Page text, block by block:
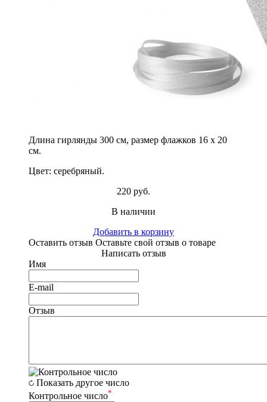
Длина гирлянды 300 см, размер флажков 16 х 20
см.
Цвет: серебряный.
220 руб.
В наличии
Добавить в корзину
Оставить отзыв Оставьте свой отзыв о товаре
Написать отзыв
Имя
E-mail
Отзыв
Показать другое число
Контрольное число*